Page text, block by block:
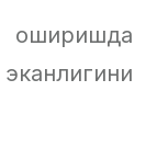
оширишда